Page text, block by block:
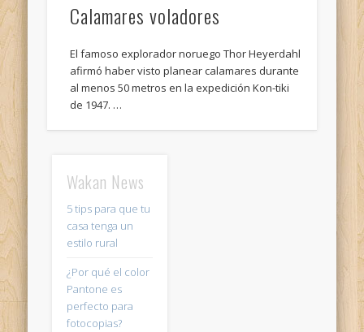
Calamares voladores
El famoso explorador noruego Thor Heyerdahl
afirmó haber visto planear calamares durante
al menos 50 metros en la expedición Kon-tiki
de 1947. …
Wakan News
5 tips para que tu
casa tenga un
estilo rural
¿Por qué el color
Pantone es
perfecto para
fotocopias?